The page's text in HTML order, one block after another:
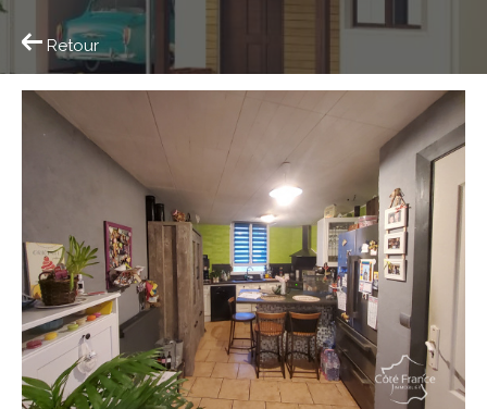
Retour
Type
d'offre
Vente
Type
detype de bien
Budget
Budget
Surface
Surface